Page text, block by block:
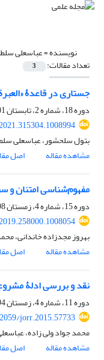
نویسنده =عباسعلی
تعداد مقالات: 3
جستاری در قاعدۀ
دوره 18، شماره 2، تابستان 1401، صفحه
بتول سلحشور، عباسعلی
مشاهده مقاله
اصل
مفهوم‌شناسی امتنان و
دوره 15، شماره 4، زمستان 1398، صفحه
بهروز مجدزاده خاندانی،
مشاهده مقاله
اصل
نقد و بررسی ادلۀ
دوره 11، شماره 4، زمستان 1394، صفحه
jorr.2015.57733
محمد جواد ولی زاده،
مشاهده مقاله
اصل